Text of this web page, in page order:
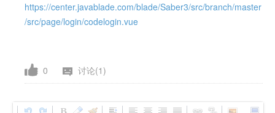
https://center.javablade.com/blade/Saber3/src/branch/master
/src/page/login/codelogin.vue
0 讨论(1)